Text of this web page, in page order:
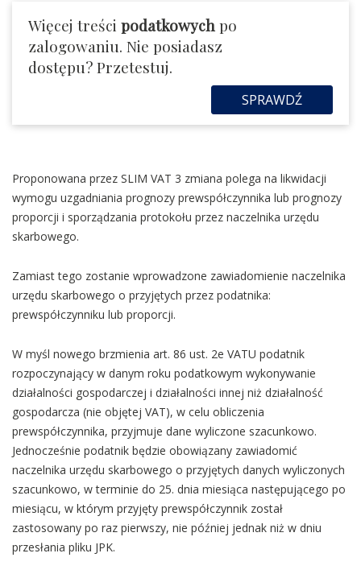
Więcej treści podatkowychpo
zalogowaniu. Nie posiadasz
dostępu? Przetestuj.
SPRAWDŹ
Proponowana przez SLIM VAT 3 zmiana polega na likwidacji
wymogu uzgadniania prognozy prewspółczynnika lub prognozy
proporcji i sporządzania protokołu przez naczelnika urzędu
skarbowego.
Zamiast tego zostanie wprowadzone zawiadomienie naczelnika
urzędu skarbowego o przyjętych przez podatnika:
prewspółczynniku lub proporcji.
W myśl nowego brzmienia art. 86 ust. 2e VATU podatnik
rozpoczynający w danym roku podatkowym wykonywanie
działalności gospodarczej i działalności innej niż działalność
gospodarcza (nie objętej VAT), w celu obliczenia
prewspółczynnika, przyjmuje dane wyliczone szacunkowo.
Jednocześnie podatnik będzie obowiązany zawiadomić
naczelnika urzędu skarbowego o przyjętych danych wyliczonych
szacunkowo, w terminie do 25. dnia miesiąca następującego po
miesiącu, w którym przyjęty prewspółczynnik został
zastosowany po raz pierwszy, nie później jednak niż w dniu
przesłania pliku JPK.